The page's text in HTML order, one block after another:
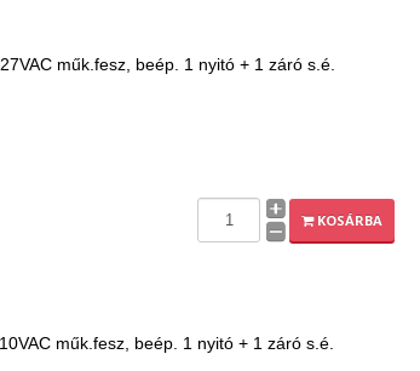
műk.fesz, beép. 1 nyitó + 1 záró s.é.
KOSÁRBA
műk.fesz, beép. 1 nyitó + 1 záró s.é.